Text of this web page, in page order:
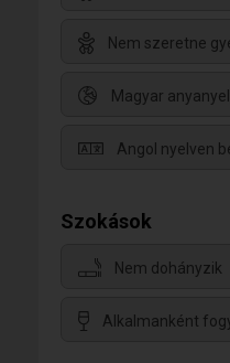
Nem szeretne
Magyar
Angol nyelven
Szokások
Nem dohányzik
Alkalmanként